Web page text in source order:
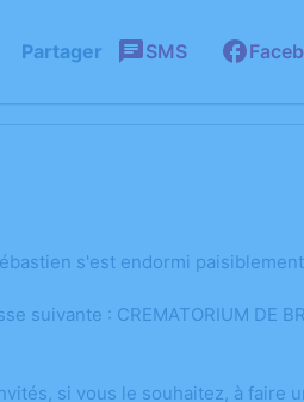
Partager SMS
s'est endormi
: CREMATORIUM DE
si vous le souhaitez, à faire